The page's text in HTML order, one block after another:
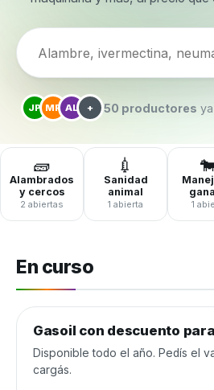
JP MR AL + 50 productores
🧱
Alambrados
y cercos
2 abiertas
💉
Sanidad
animal
1 abierta 1
En curso
Combustible y lubricantes
Gasoil con descuento
Disponible todo el año. Pedís el
cargás.